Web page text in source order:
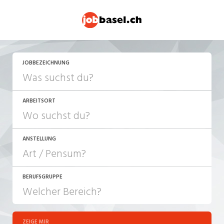
JOBBEZEICHNUNG
ARBEITSORT
ANSTELLUNG
JOB-TYP
Festanstellung
BERUFSGRUPPE
ZEIGE MIR